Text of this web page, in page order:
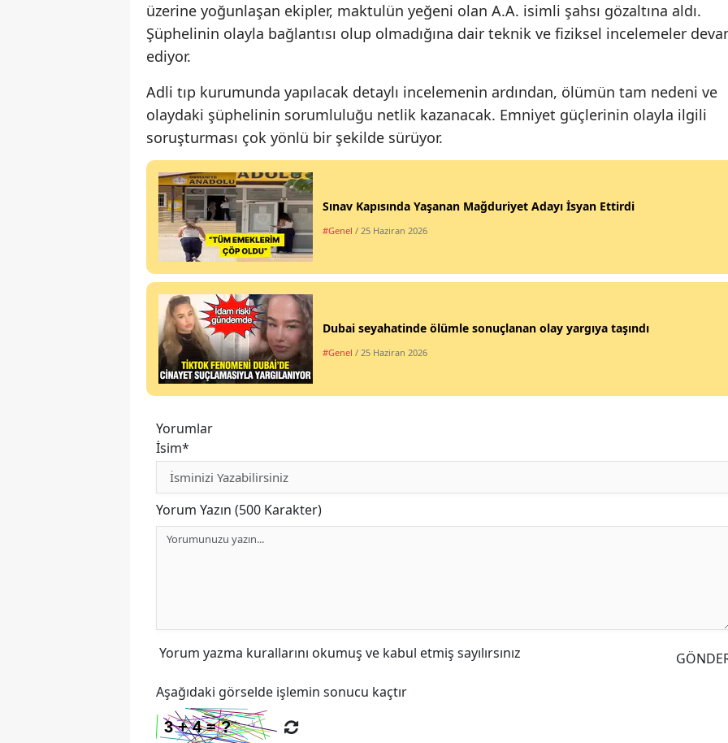
üzerine yoğunlaşan ekipler, maktulün yeğeni olan A.A. isimli şahsı gözaltına aldı.
Şüphelinin olayla bağlantısı olup olmadığına dair teknik ve fiziksel incelemeler
ediyor.
Adli tıp kurumunda yapılacak detaylı incelemenin ardından, ölümün tam nedeni ve
olaydaki şüphelinin sorumluluğu netlik kazanacak. Emniyet güçlerinin olayla ilgili
soruşturması çok yönlü bir şekilde sürüyor.
Sınav Kapısında Yaşanan Mağduriyet Adayı İsyan Ettirdi
#Genel / 25 Haziran 2026
Dubai seyahatinde ölümle sonuçlanan olay yargıya taşındı
#Genel / 25 Haziran 2026
Yorumlar
İsim*
Yorum Yazın (500 Karakter)
Yorum yazma kurallarını okumuş ve kabul etmiş sayılırsınız
Aşağıdaki görselde işlemin sonucu kaçtır